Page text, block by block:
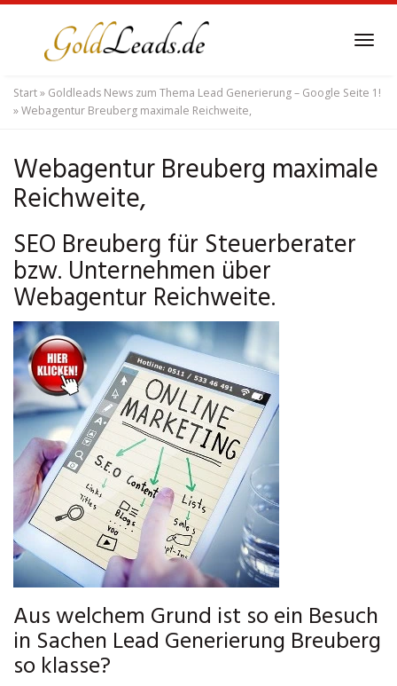
content
Start» Goldleads News zum Thema Lead Generierung – Google Seite 1!
»Webagentur Breuberg maximale Reichweite,
Webagentur Breuberg maximale
Reichweite,
SEO Breuberg für Steuerberater
bzw. Unternehmen über
Webagentur Reichweite.
Aus welchem Grund ist so ein Besuch
in Sachen Lead Generierung Breuberg
so klasse?